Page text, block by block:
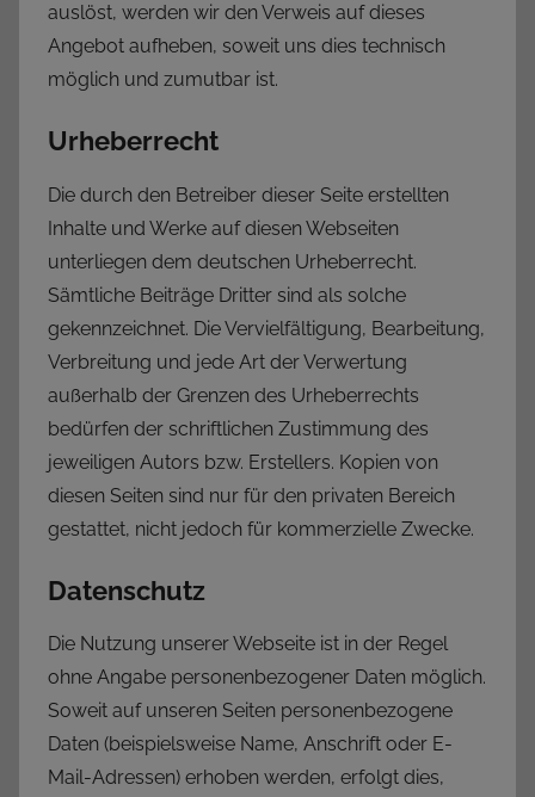
auslöst, werden wir den Verweis auf dieses
Angebot aufheben, soweit uns dies technisch
möglich und zumutbar ist.
Urheberrecht
Die durch den Betreiber dieser Seite erstellten
Inhalte und Werke auf diesen Webseiten
unterliegen dem deutschen Urheberrecht.
Sämtliche Beiträge Dritter sind als solche
gekennzeichnet. Die Vervielfältigung, Bearbeitung,
Verbreitung und jede Art der Verwertung
außerhalb der Grenzen des Urheberrechts
bedürfen der schriftlichen Zustimmung des
jeweiligen Autors bzw. Erstellers. Kopien von
diesen Seiten sind nur für den privaten Bereich
gestattet, nicht jedoch für kommerzielle Zwecke.
Datenschutz
Die Nutzung unserer Webseite ist in der Regel
ohne Angabe personenbezogener Daten möglich.
Soweit auf unseren Seiten personenbezogene
Daten (beispielsweise Name, Anschrift oder E-
Mail-Adressen) erhoben werden, erfolgt dies,